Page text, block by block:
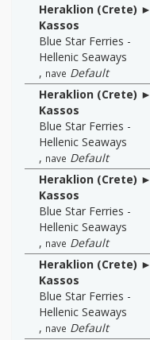
Heraklion (Crete) ►
Kassos
Blue Star Ferries -
Hellenic Seaways
, nave Default
Heraklion (Crete) ►
Kassos
Blue Star Ferries -
Hellenic Seaways
, nave Default
Heraklion (Crete) ►
Kassos
Blue Star Ferries -
Hellenic Seaways
, nave Default
Heraklion (Crete) ►
Kassos
Blue Star Ferries -
Hellenic Seaways
, nave Default